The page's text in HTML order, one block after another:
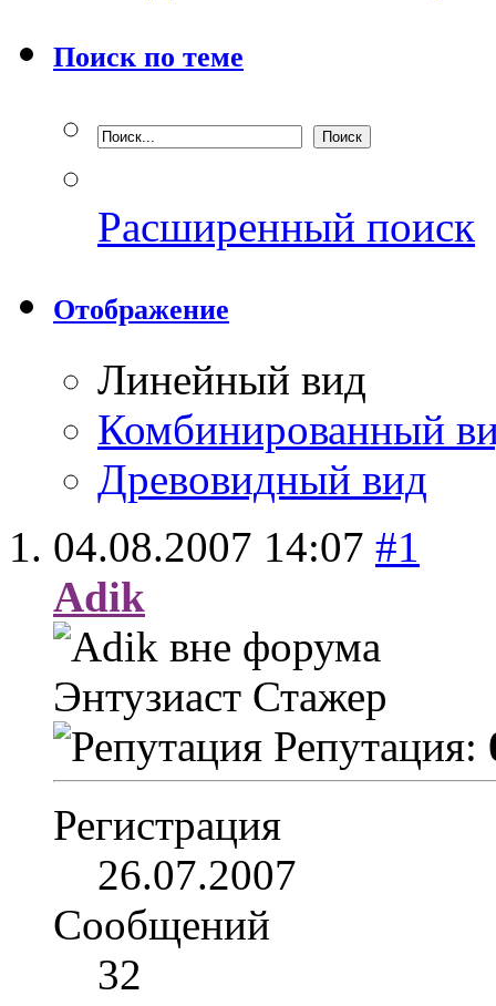
Поиск по теме
Расширенный поиск
Отображение
Линейный вид
Комбинированный
Древовидный вид
04.08.2007 14:07 #1
Adik
Энтузиаст Стажер
Репутация:
Регистрация
26.07.2007
Сообщений
32